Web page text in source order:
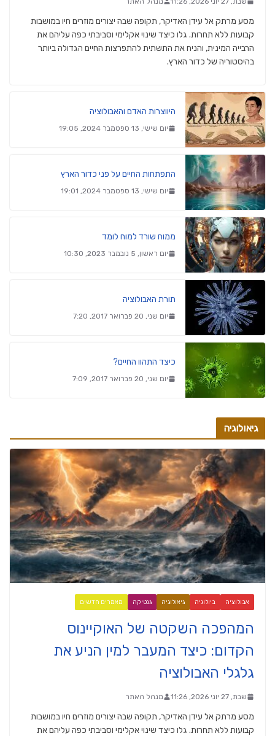
מסע מרתק אל עידן האדיקר, תקופה שבה יצורים מוזרים חיו במושבות
קבועות ללא תחרות. גלו כיצד שינוי אקלימי וסביבתי כפה עליהם את
הרבייה המינית, והניח את התשתית להתפרצות החיים הגדולה ביותר
בהיסטוריה של כדור הארץ.
היווצרות האדם והאבולוציה
יום שישי, 13 ספטמבר 2024, 19:05
התפתחות החיים על פני כדור הארץ
יום שישי, 13 ספטמבר 2024, 19:01
ממוח שורד למוח לומד
יום ראשון, 5 נובמבר 2023, 10:30
תורת האבולוציה
יום שני, 20 פברואר 2017, 7:20
כיצד התהוו החיים?
יום שני, 20 פברואר 2017, 7:09
גיאולוגיה
אבולוציה ביולוגיה גיאולוגיה גנטיקה מאמרים חדשים
המהפכה השקטה של האוקיינוס
הקדום: כיצד המעבר למין הניע את
גלגלי האבולוציה
שבת, 27 יוני 2026, 11:26 מנהל האתר
מסע מרתק אל עידן האדיקר, תקופה שבה יצורים מוזרים חיו במושבות
קבועות ללא תחרות. גלו כיצד שינוי אקלימי וסביבתי כפה עליהם את